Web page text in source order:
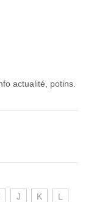
actualité, potins.
J K L